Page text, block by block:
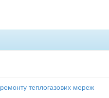
теплогазових мереж